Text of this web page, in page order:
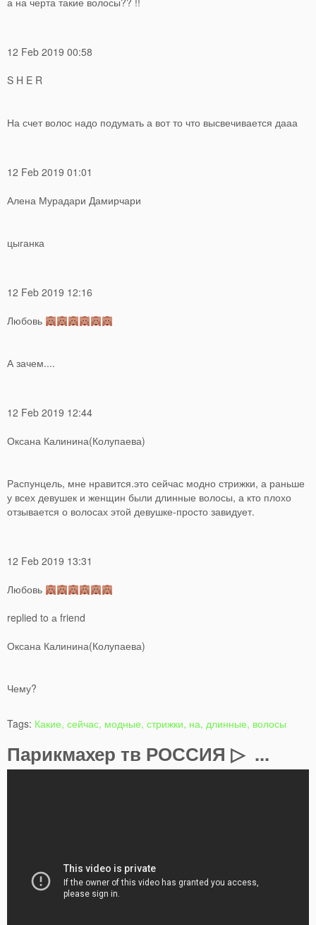
12 Feb 2019 00:58
S H E R
На счет волос надо подумать а вот то что высвечивается дааа
12 Feb 2019 01:01
Алена Мурадари Дамирчари
цыганка
12 Feb 2019 12:16
Любовь
А зачем....
12 Feb 2019 12:44
Оксана Калинина(Колупаева)
Распунцель, мне нравится.это сейчас модно стрижки, а раньше
у всех девушек и женщин были длинные волосы, а кто плохо
отзывается о волосах этой девушке-просто завидует.
12 Feb 2019 13:31
Любовь
replied to а friend
Оксана Калинина(Колупаева)
Чему?
Tags: Какие, сейчас, модные, стрижки, на, длинные, волосы
Парикмахер тв РОССИЯ ▷ ...